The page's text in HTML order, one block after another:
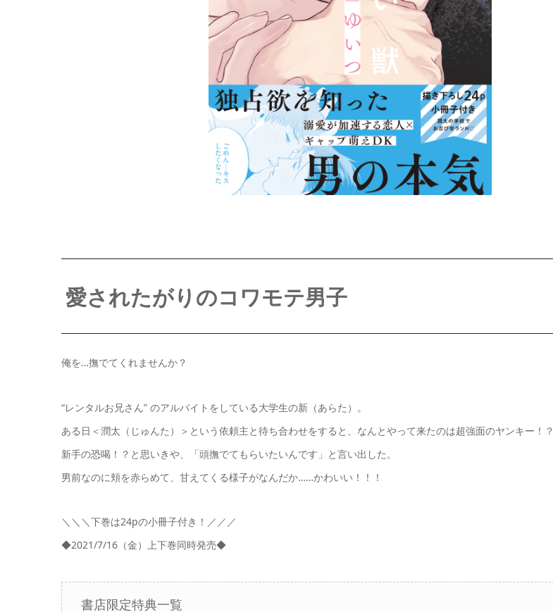
愛されたがりのコワモテ男子
俺を…撫でてくれませんか？
“レンタルお兄さん” のアルバイトをしている大学生の新（あらた）。
ある日＜潤太（じゅんた）＞という依頼主と待ち合わせをすると、なんとやって来たのは超強面のヤンキー！？
新手の恐喝！？と思いきや、「頭撫でてもらいたいんです」と言い出した。
男前なのに頬を赤らめて、甘えてくる様子がなんだか……かわいい！！！
＼＼＼下巻は24pの小冊子付き！／／／
◆2021/7/16（金）上下巻同時発売◆
書店限定特典一覧